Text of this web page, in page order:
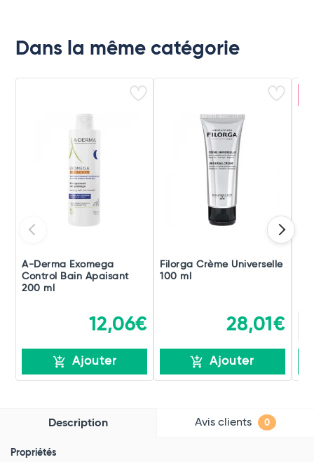
Dans la même catégorie
A-Derma Exomega
Control Bain Apaisant
200 ml
12,06€
Ajouter
Filorga Crème Universelle
100 ml
28,01€
Ajouter
Description Avis clients 0
Propriétés